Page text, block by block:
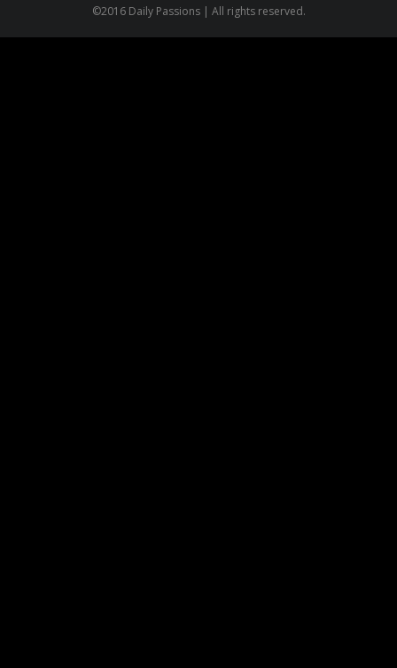
©2016 Daily Passions | All rights reserved.